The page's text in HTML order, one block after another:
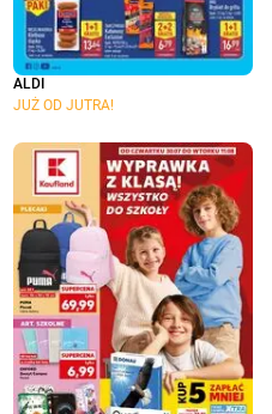
ALDI
JUŻ OD JUTRA!